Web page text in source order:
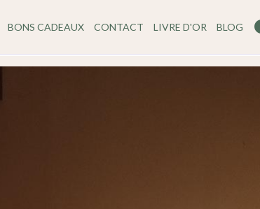
BONS CADEAUX CONTACT LIVRE D'OR BLOG